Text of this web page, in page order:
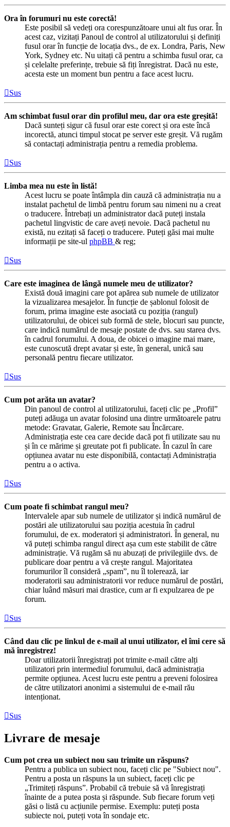
Ora în forumuri nu este corectă!
Este posibil să vedeți ora corespunzătoare unui alt fus orar. În
acest caz, vizitați Panoul de control al utilizatorului și definiți
fusul orar în funcție de locația dvs., de ex. Londra, Paris, New
York, Sydney etc. Nu uitați că pentru a schimba fusul orar, ca
și celelalte preferințe, trebuie să fiți înregistrat. Dacă nu este,
acesta este un moment bun pentru a face acest lucru.
Sus
Am schimbat fusul orar din profilul meu, dar ora este greșită!
Dacă sunteți sigur că fusul orar este corect și ora este încă
incorectă, atunci timpul stocat pe server este greșit. Vă rugăm
să contactați administrația pentru a remedia problema.
Sus
Limba mea nu este în listă!
Acest lucru se poate întâmpla din cauză că administrația nu a
instalat pachetul de limbă pentru forum sau nimeni nu a creat
o traducere. Întrebați un administrator dacă puteți instala
pachetul lingvistic de care aveți nevoie. Dacă pachetul nu
există, nu ezitați să faceți o traducere. Puteți găsi mai multe
informații pe site-ul phpBB & reg;
Sus
Care este imaginea de lângă numele meu de utilizator?
Există două imagini care pot apărea sub numele de utilizator
la vizualizarea mesajelor. În funcție de șablonul folosit de
forum, prima imagine este asociată cu poziția (rangul)
utilizatorului, de obicei sub formă de stele, blocuri sau puncte,
care indică numărul de mesaje postate de dvs. sau starea dvs.
în cadrul forumului. A doua, de obicei o imagine mai mare,
este cunoscută drept avatar și este, în general, unică sau
personală pentru fiecare utilizator.
Sus
Cum pot arăta un avatar?
Din panoul de control al utilizatorului, faceți clic pe „Profil”
puteți adăuga un avatar folosind una dintre următoarele patru
metode: Gravatar, Galerie, Remote sau Încărcare.
Administrația este cea care decide dacă pot fi utilizate sau nu
și în ce mărime și greutate pot fi publicate. În cazul în care
opțiunea avatar nu este disponibilă, contactați Administrația
pentru a o activa.
Sus
Cum poate fi schimbat rangul meu?
Intervalele apar sub numele de utilizator și indică numărul de
postări ale utilizatorului sau poziția acestuia în cadrul
forumului, de ex. moderatori și administratori. În general, nu
vă puteți schimba rangul direct așa cum este stabilit de către
administrație. Vă rugăm să nu abuzați de privilegiile dvs. de
publicare doar pentru a vă crește rangul. Majoritatea
forumurilor îl consideră „spam”, nu îl tolerează, iar
moderatorii sau administratorii vor reduce numărul de postări,
chiar luând măsuri mai drastice, cum ar fi expulzarea de pe
forum.
Sus
Când dau clic pe linkul de e-mail al unui utilizator, el îmi cere să
mă înregistrez!
Doar utilizatorii înregistrați pot trimite e-mail către alți
utilizatori prin intermediul forumului, dacă administrația
permite opțiunea. Acest lucru este pentru a preveni folosirea
de către utilizatori anonimi a sistemului de e-mail rău
intenționat.
Sus
Livrare de mesaje
Cum pot crea un subiect nou sau trimite un răspuns?
Pentru a publica un subiect nou, faceți clic pe "Subiect nou".
Pentru a posta un răspuns la un subiect, faceți clic pe
„Trimiteți răspuns”. Probabil că trebuie să vă înregistrați
înainte de a putea posta și răspunde. Sub fiecare forum veți
găsi o listă cu acțiunile permise. Exemplu: puteți posta
subiecte noi, puteți vota în sondaje etc.